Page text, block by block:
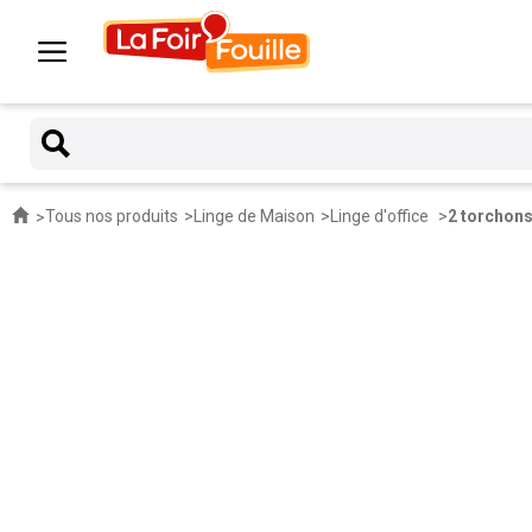
Tous nos produits Linge de Maison Linge d'office